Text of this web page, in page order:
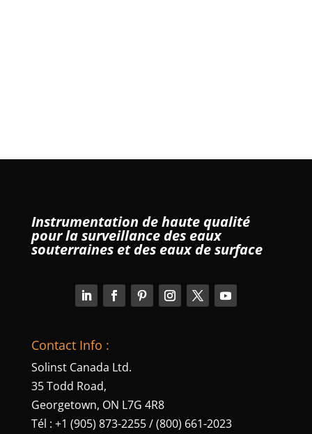
Instrumentation de haute qualité
pour la surveillance des eaux
souterraines et des eaux de surface
Contact Info :
Solinst Canada Ltd.
35 Todd Road,
Georgetown, ON L7G 4R8
Tél : +1 (905) 873-2255 / (800) 661-2023